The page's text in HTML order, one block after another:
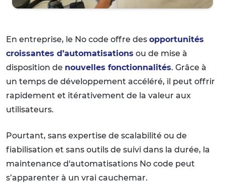
En entreprise, le No code offre des opportunités
croissantes d’automatisations ou de mise à
disposition de nouvelles fonctionnalités. Grâce à
un temps de développement accéléré, il peut offrir
rapidement et itérativement de la valeur aux
utilisateurs.
Pourtant, sans expertise de scalabilité ou de
fiabilisation et sans outils de suivi dans la durée, la
maintenance d'automatisations No code peut
s’apparenter à un vrai cauchemar.